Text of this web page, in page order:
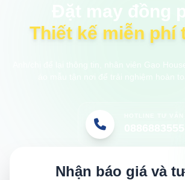
Đặt may đồng
Thiết kế miễn phí
Nhận báo giá và